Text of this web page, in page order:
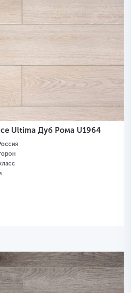
Ultima Дуб Рома U1964